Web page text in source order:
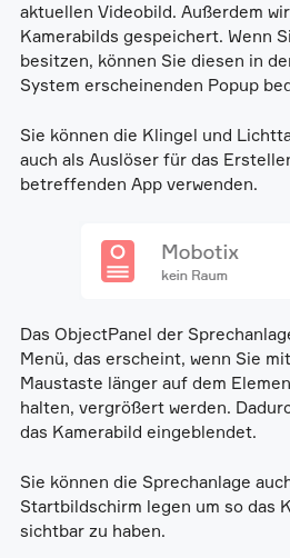
aktuellen Videobild. Außerdem
Kamerabilds gespeichert. Wenn
besitzen, können Sie diesen in
System erscheinenden Popup
Sie können die Klingel und
auch als Auslöser für das
betreffenden App verwenden.
Das ObjectPanel der
Menü, das erscheint, wenn Sie
Maustaste länger auf dem
halten, vergrößert werden.
das Kamerabild eingeblendet.
Sie können die Sprechanlage
Startbildschirm legen um so das
sichtbar zu haben.